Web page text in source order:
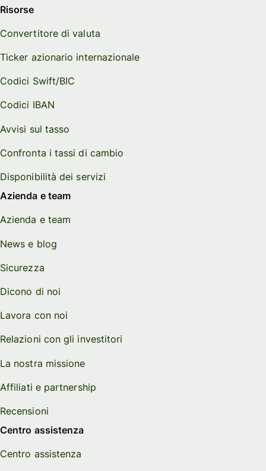
Risorse
Convertitore di valuta
Ticker azionario internazionale
Codici Swift/BIC
Codici IBAN
Avvisi sul tasso
Confronta i tassi di cambio
Disponibilità dei servizi
Azienda e team
Azienda e team
News e blog
Sicurezza
Dicono di noi
Lavora con noi
Relazioni con gli investitori
La nostra missione
Affiliati e partnership
Recensioni
Centro assistenza
Centro assistenza